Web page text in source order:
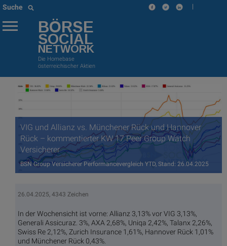
Suche |
BÖRSE
SOCIAL
NETWORK
Die Homebase
österreichischer Aktien
VIG und Allianz vs. Münchener Rück und Hannover
Rück – kommentierter KW 17 Peer Group Watch
Versicherer
BSN Group Versicherer Performancevergleich YTD, Stand: 26.04.2025
26.04.2025, 4343 Zeichen
In der Wochensicht ist vorne: Allianz 3,13% vor VIG 3,13%,
Generali Assicuraz. 3%, AXA 2,68%, Uniqa 2,42%, Talanx 2,26%,
Swiss Re 2,12%, Zurich Insurance 1,61%, Hannover Rück 1,01%
und Münchener Rück 0,43%.